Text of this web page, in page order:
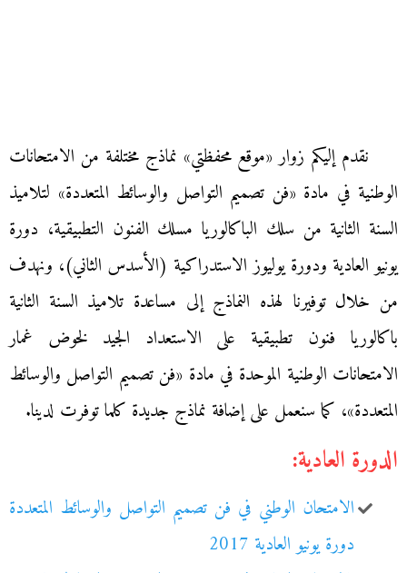
نقدم إليكم زوار «موقع محفظتي» نماذج مختلفة من الامتحانات
الوطنية في مادة «فن تصميم التواصل والوسائط المتعددة» لتلاميذ
السنة الثانية من سلك الباكالوريا مسلك الفنون التطبيقية، دورة
يونيو العادية ودورة يوليوز الاستدراكية (الأسدس الثاني)، ونهدف
من خلال توفيرنا لهذه النماذج إلى مساعدة تلاميذ السنة الثانية
باكالوريا فنون تطبيقية على الاستعداد الجيد لخوض غمار
الامتحانات الوطنية الموحدة في مادة «فن تصميم التواصل والوسائط
المتعددة»، كما سنعمل على إضافة نماذج جديدة كلما توفرت لدينا.
الدورة العادية:
الامتحان الوطني في فن تصميم التواصل والوسائط المتعددة
دورة يونيو العادية 2017